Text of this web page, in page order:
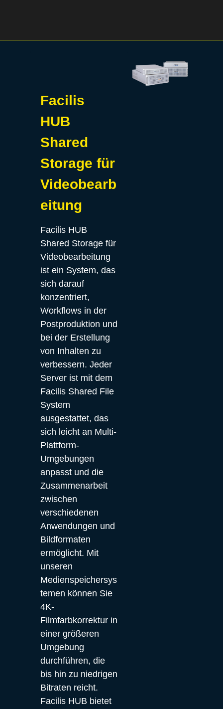
Facilis
HUB
Shared
Storage für
Videobearb
eitung
Facilis HUB
Shared Storage für
Videobearbeitung
ist ein System, das
sich darauf
konzentriert,
Workflows in der
Postproduktion und
bei der Erstellung
von Inhalten zu
verbessern. Jeder
Server ist mit dem
Facilis Shared File
System
ausgestattet, das
sich leicht an Multi-
Plattform-
Umgebungen
anpasst und die
Zusammenarbeit
zwischen
verschiedenen
Anwendungen und
Bildformaten
ermöglicht. Mit
unseren
Medienspeichersys
temen können Sie
4K-
Filmfarbkorrektur in
einer größeren
Umgebung
durchführen, die
bis hin zu niedrigen
Bitraten reicht.
Facilis HUB bietet